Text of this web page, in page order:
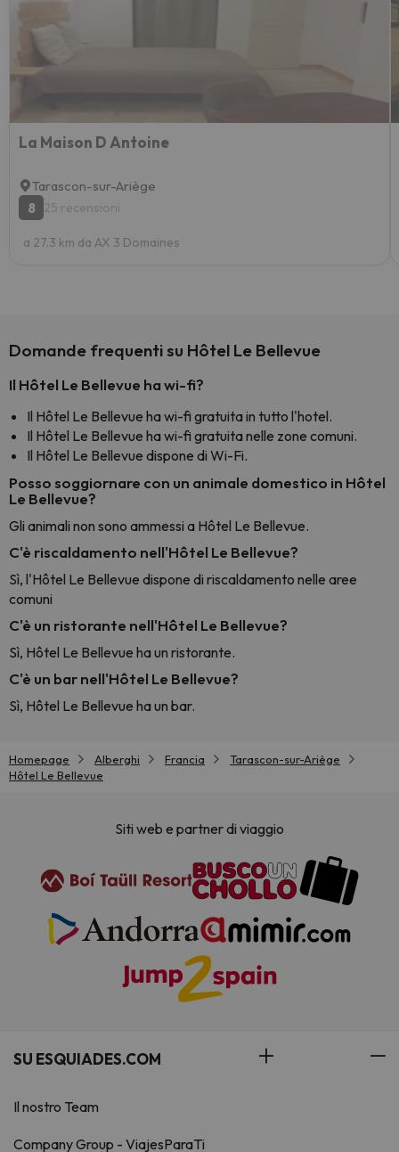
La Maison D Antoine
Tarascon-sur-Ariège
8
25 recensioni
a 27.3 km da AX 3 Domaines
Domande frequenti su Hôtel Le Bellevue
Il Hôtel Le Bellevue ha wi-fi?
Il Hôtel Le Bellevue ha wi-fi gratuita in tutto l'hotel.
Il Hôtel Le Bellevue ha wi-fi gratuita nelle zone comuni.
Il Hôtel Le Bellevue dispone di Wi-Fi.
Posso soggiornare con un animale domestico in Hôtel
Le Bellevue?
Gli animali non sono ammessi a Hôtel Le Bellevue.
C'è riscaldamento nell'Hôtel Le Bellevue?
Sì, l'Hôtel Le Bellevue dispone di riscaldamento nelle aree
comuni
C'è un ristorante nell'Hôtel Le Bellevue?
Sì, Hôtel Le Bellevue ha un ristorante.
C'è un bar nell'Hôtel Le Bellevue?
Sì, Hôtel Le Bellevue ha un bar.
Homepage Alberghi Francia
Tarascon-sur-Ariège
Hôtel Le Bellevue
Siti web e partner di viaggio
SU ESQUIADES.COM
Il nostro Team
Company Group - ViajesParaTi